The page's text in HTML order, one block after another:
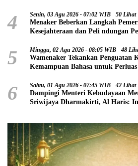
4 Senin, 03 Agu 2026 - 07:02 WIB 50 Lihat
Menaker Beberkan Langkah
Kesejahteraan dan Peli ndungan
5 Minggu, 02 Agu 2026 - 08:05 WIB 48
Wamenaker Tekankan Penguatan
Kemampuan Bahasa untuk
6 Sabtu, 01 Agu 2026 - 07:45 WIB 42 Lihat
Dampingi Menteri Kebudayaan
Sriwijaya Dharmakirti, Al Haris: